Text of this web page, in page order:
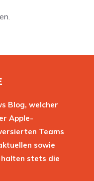
Blog, welcher
Apple-
Teams
sowie
stets die